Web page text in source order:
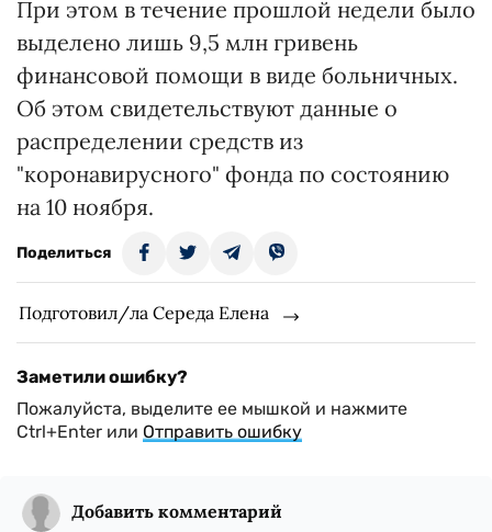
При этом в течение прошлой недели было
выделено лишь 9,5 млн гривень
финансовой помощи в виде больничных.
Об этом свидетельствуют данные о
распределении средств из
"коронавирусного" фонда по состоянию
на 10 ноября.
Поделиться
Подготовил/ла Середа Елена
Заметили ошибку?
Пожалуйста, выделите ее мышкой и нажмите
Ctrl+Enter или Отправить ошибку
Добавить комментарий